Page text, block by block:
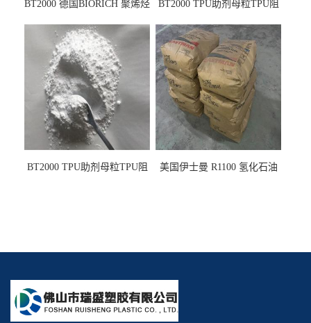
BT2000 德国BIORICH 聚烯烃
墨阻燃剂 TPU抗黄变剂 抗黄
变耐黄剂
BT2000 TPU助剂母粒TPU阻
剂雾面滑剂防粘剂 TPU抗黄
变剂 抗黄变耐黄剂
BT2000 TPU助剂母粒TPU阻
美国伊士曼 R1100 氢化石油